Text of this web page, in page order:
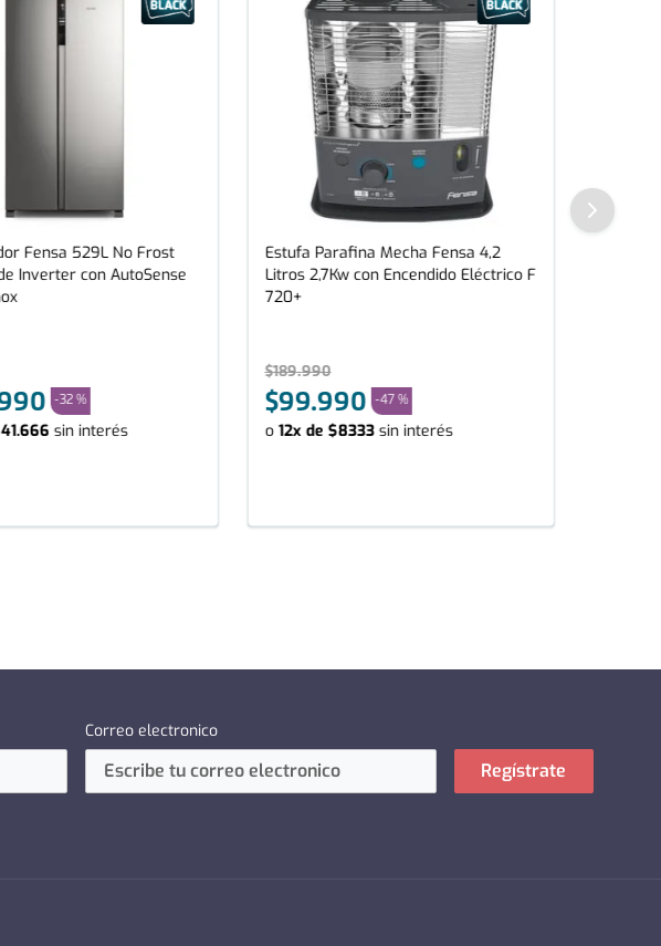
Fensa 529L No Frost
Inverter con AutoSense
-32 %
41.666 sin interés
Estufa Parafina Mecha Fensa 4,2
Litros 2,7Kw con Encendido Eléctrico F
720+
$189.990
$99.990 -47 %
o 12x de $8333 sin interés
Correo electronico
Regístrate